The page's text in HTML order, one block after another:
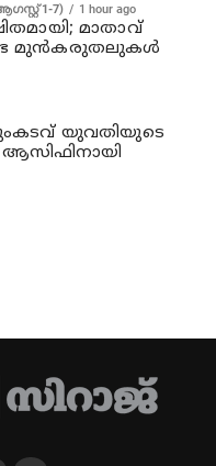
1-7) 1 hour ago
മാതാവ്
മുൻകരുതലുകൾ
യുവതിയുടെ